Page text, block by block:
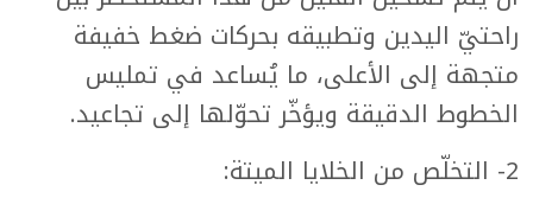
راحتيّ اليدين وتطبيقه بحركات ضغط خفيفة
متجهة إلى الأعلى، ما يُساعد في تمليس
الخطوط الدقيقة ويؤخّر تحوّلها إلى تجاعيد.
2- التخلّص من الخلايا الميتة: